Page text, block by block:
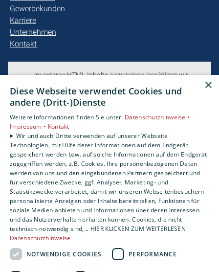
Gewerbekunden
Karriere
Unternehmen
Kontakt
Um externe HTML-Inhalte anzuzeigen, benötigen wir
Ihre Einwilligung.
Weitere Informationen finden Sie in unserer
Cookie-Einstellungen öffnen
×
Diese Webseite verwendet Cookies und
andere (Dritt-)Dienste
Weitere Informationen finden Sie unter: Datenschutzhinweise •
Impressum • Kontakt
Wir und auch Dritte verwenden auf unserer Webseite
Technologien, mit Hilfe derer Informationen auf dem Endgerät
gespeichert werden bzw. auf solche Informationen auf dem Endgerät
zugegriffen werden, z.B. Cookies. Ihre personenbezogenen Daten
werden von uns und den eingebundenen Partnern gespeichert und
für verschiedene Zwecke, ggf. Analyse-, Marketing- und
Statistikzwecke verarbeitet, damit wir unseren Webseitenbesuchern
personalisierte Anzeigen oder Inhalte bereitstellen, Funktionen für
soziale Medien anbieten und Informationen über deren Interessen
und das Nutzerverhalten erhalten können. Cookies, die nicht
technisch-notwendig sind,... HIER KLICKEN ZUM WEITERLESEN
Datenschutzhinweise
NOTWENDIGE COOKIES
PERFORMANCE